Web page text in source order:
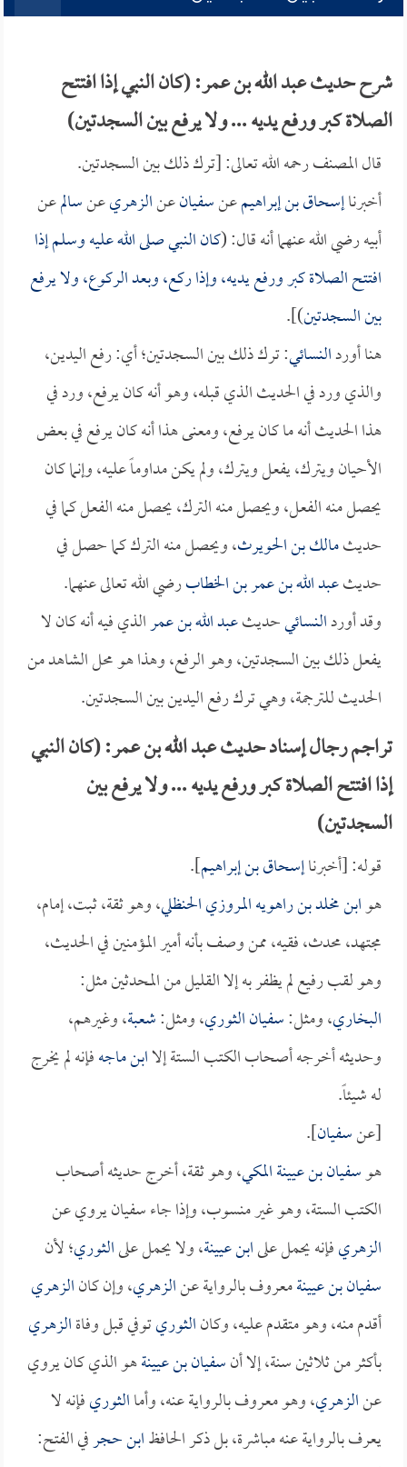
شرح حديث عبد الله بن عمر: (كان النبي إذا افتتح
الصلاة كبر ورفع يديه ... ولا يرفع بين السجدتين)
قال المصنف رحمه الله تعالى: [ترك ذلك بين السجدتين.
أخبرناإسحاق بن إبراهيمعنسفيانعنالزهريعنسالمعن
أبيه رضي الله عنهما أنه قال: (كان النبي صلى الله عليه وسلم إذا
افتتح الصلاة كبر ورفع يديه، وإذا ركع، وبعد الركوع، ولا يرفع
بين السجدتين)].
هنا أوردالنسائي: ترك ذلك بين السجدتين؛ أي: رفع اليدين،
والذي ورد في الحديث الذي قبله، وهو أنه كان يرفع، ورد في
هذا الحديث أنه ما كان يرفع، ومعنى هذا أنه كان يرفع في بعض
الأحيان ويترك، يفعل ويترك، ولم يكن مداوماً عليه، وإنما كان
يحصل منه الفعل، ويحصل منه الترك، يحصل منه الفعل كما في
حديثمالك بن الحويرث، ويحصل منه الترك كما حصل في
حديثعبد الله بن عمر بن الخطابرضي الله تعالى عنهما.
وقد أوردالنسائيحديثعبد الله بن عمرالذي فيه أنه كان لا
يفعل ذلك بين السجدتين، وهو الرفع، وهذا هو محل الشاهد من
الحديث للترجمة، وهي ترك رفع اليدين بين السجدتين.
تراجم رجال إسناد حديث عبد الله بن عمر: (كان النبي
إذا افتتح الصلاة كبر ورفع يديه ... ولا يرفع بين
السجدتين)
قوله: [أخبرناإسحاق بن إبراهيم].
هوابن مخلد بن راهويه المروزي الحنظلي، وهو ثقة، ثبت، إمام،
مجتهد، محدث، فقيه، ممن وصف بأنه أمير المؤمنين في الحديث،
وهو لقب رفيع لم يظفر به إلا القليل من المحدثين مثل:
البخاري، ومثل:سفيان الثوري، ومثل:شعبة، وغيرهم،
وحديثه أخرجه أصحاب الكتب الستة إلاابن ماجهفإنه لم يخرج
له شيئاً.
[عنسفيان].
هوسفيان بن عيينة المكي، وهو ثقة، أخرج حديثه أصحاب
الكتب الستة، وهو غير منسوب، وإذا جاء سفيان يروي عن
الزهريفإنه يحمل علىابن عيينة، ولا يحمل علىالثوري؛ لأن
سفيان بن عيينةمعروف بالرواية عنالزهري، وإن كانالزهري
أقدم منه، وهو متقدم عليه، وكانالثوريتوفي قبل وفاةالزهري
بأكثر من ثلاثين سنة، إلا أنسفيان بن عيينةهو الذي كان يروي
عنالزهري، وهو معروف بالرواية عنه، وأماالثوريفإنه لا
يعرف بالرواية عنه مباشرة، بل ذكر الحافظابن حجرفي الفتح: